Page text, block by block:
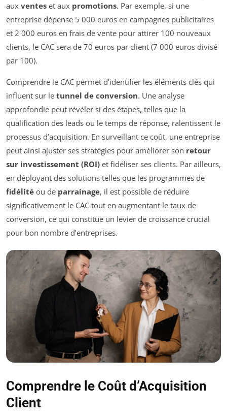
aux ventes et aux promotions. Par exemple, si une
entreprise dépense 5 000 euros en campagnes publicitaires
et 2 000 euros en frais de vente pour attirer 100 nouveaux
clients, le CAC sera de 70 euros par client (7 000 euros divisé
par 100).
Comprendre le CAC permet d’identifier les éléments clés qui
influent sur le tunnel de conversion. Une analyse
approfondie peut révéler si des étapes, telles que la
qualification des leads ou le temps de réponse, ralentissent le
processus d’acquisition. En surveillant ce coût, une entreprise
peut ainsi ajuster ses stratégies pour améliorer son retour
sur investissement (ROI) et fidéliser ses clients. Par ailleurs,
en déployant des solutions telles que les programmes de
fidélité ou de parrainage, il est possible de réduire
significativement le CAC tout en augmentant le taux de
conversion, ce qui constitue un levier de croissance crucial
pour bon nombre d’entreprises.
Comprendre le Coût d’Acquisition
Client